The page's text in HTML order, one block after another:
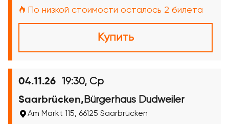
По низкой стоимости осталось 2 билета
Купить
04.11.26 19:30, Ср
Saarbrücken, Bürgerhaus Dudweiler
Am Markt 115, 66125 Saarbrücken